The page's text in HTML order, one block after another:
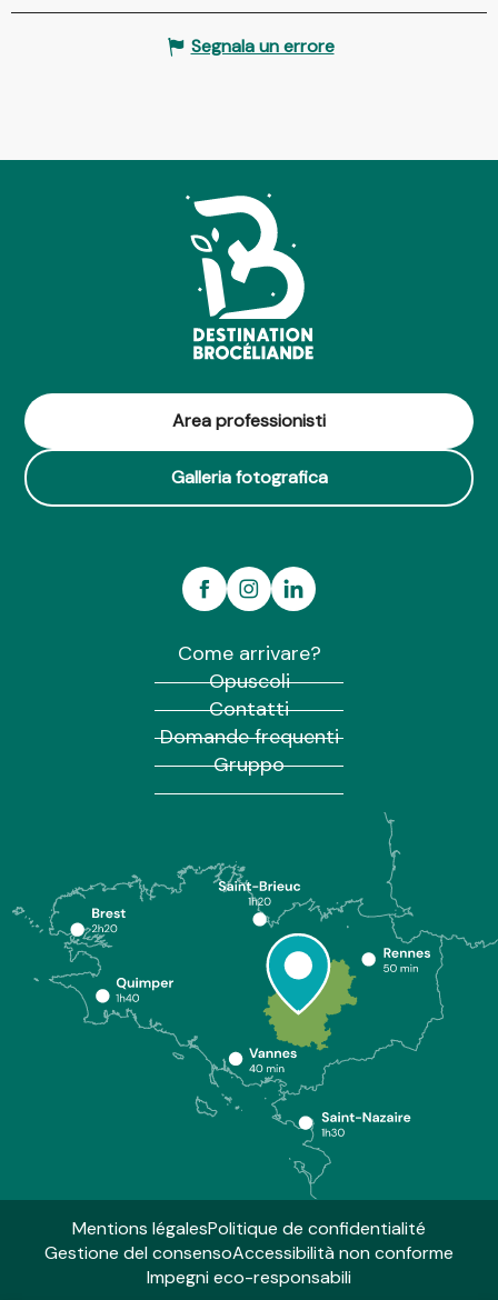
Segnala un errore
Area professionisti
Galleria fotografica
Come arrivare?
Opuscoli
Contatti
Domande frequenti
Gruppo
Mentions légalesPolitique de confidentialité
Gestione del consensoAccessibilità non conforme
Impegni eco-responsabili